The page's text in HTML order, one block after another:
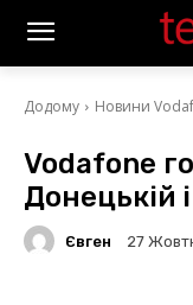
Додому Новини
Vodafone
Донецькій
Євген 27